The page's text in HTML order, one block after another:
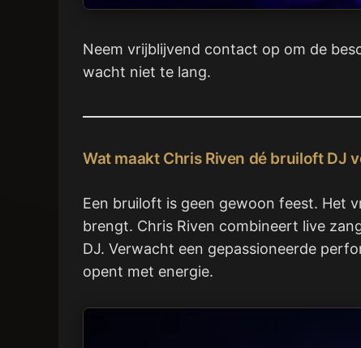
Neem vrijblijvend contact op om de
wacht niet te lang.
Wat maakt Chris Riven dé bruiloft DJ
Een bruiloft is geen gewoon feest. Het
brengt. Chris Riven combineert live
DJ. Verwacht een gepassioneerde
opent met energie.